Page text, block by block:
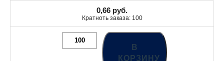
0,66 руб.
Кратноть заказа: 100
В
КОРЗИНУ